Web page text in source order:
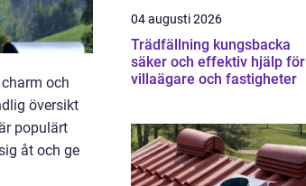
och
översikt
populärt
åt och ge
04 augusti 2026
Trädfällning kungsbacka
säker och effektiv hjälp för
villaägare och fastigheter